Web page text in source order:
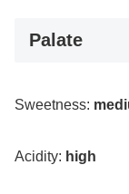
Palate
Sweetness:
Acidity: high